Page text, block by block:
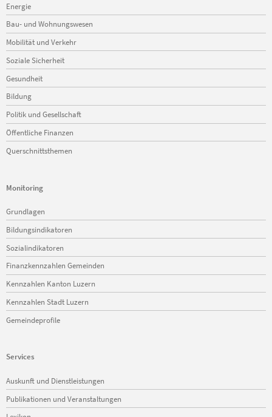
Energie
Bau- und Wohnungswesen
Mobilität und Verkehr
Soziale Sicherheit
Gesundheit
Bildung
Politik und Gesellschaft
Öffentliche Finanzen
Querschnittsthemen
Monitoring
Navigation
überspringen
Grundlagen
Bildungsindikatoren
Sozialindikatoren
Finanzkennzahlen Gemeinden
Kennzahlen Kanton Luzern
Kennzahlen Stadt Luzern
Gemeindeprofile
Services
Navigation
überspringen
Auskunft und Dienstleistungen
Publikationen und Veranstaltungen